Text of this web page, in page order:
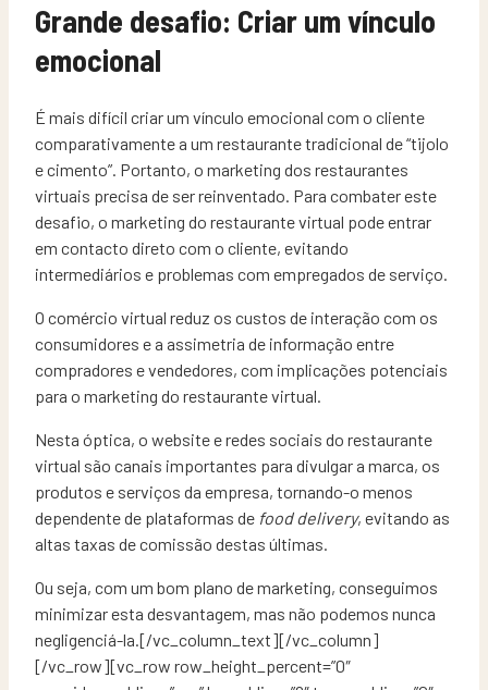
Grande desafio: Criar um vínculo
emocional
É mais difícil criar um vínculo emocional com o cliente
comparativamente a um restaurante tradicional de “tijolo
e cimento”. Portanto, o marketing dos restaurantes
virtuais precisa de ser reinventado. Para combater este
desafio, o marketing do restaurante virtual pode entrar
em contacto direto com o cliente, evitando
intermediários e problemas com empregados de serviço.
O comércio virtual reduz os custos de interação com os
consumidores e a assimetria de informação entre
compradores e vendedores, com implicações potenciais
para o marketing do restaurante virtual.
Nesta óptica, o website e redes sociais do restaurante
virtual são canais importantes para divulgar a marca, os
produtos e serviços da empresa, tornando-o menos
dependente de plataformas de food delivery, evitando as
altas taxas de comissão destas últimas.
Ou seja, com um bom plano de marketing, conseguimos
minimizar esta desvantagem, mas não podemos nunca
negligenciá-la.[/vc_column_text][/vc_column]
[/vc_row][vc_row row_height_percent=”0″